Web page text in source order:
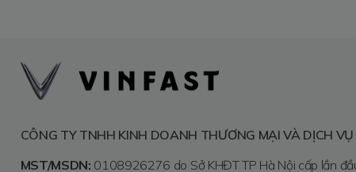
CÔNG TY TNHH KINH DOANH THƯƠNG MẠI VÀ DỊCH
MST/MSDN: 0108926276 do Sở KHĐT TP Hà Nội cấp lần